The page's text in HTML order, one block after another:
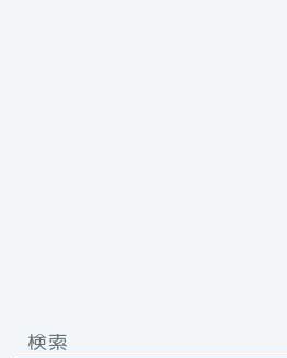
検索